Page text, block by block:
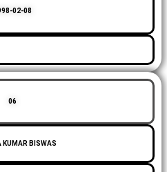
02-08
06
KUMAR BISWAS